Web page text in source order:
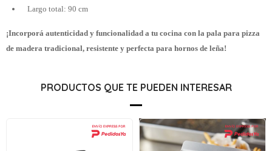
Largo total: 90 cm
¡Incorporá autenticidad y funcionalidad a tu cocina con la pala para pizza
de madera tradicional, resistente y perfecta para hornos de leña!
PRODUCTOS QUE TE PUEDEN INTERESAR